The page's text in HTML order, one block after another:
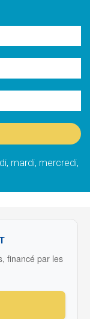
mardi, mercredi,
financé par les